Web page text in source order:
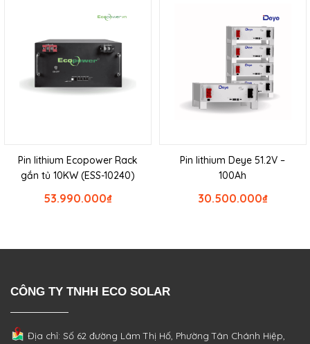
Pin lithium Ecopower Rack
gắn tủ 10KW (ESS-10240)
₫
53.990.000
Pin lithium Deye 51.2V –
100Ah
₫
30.500.000
CÔNG TY TNHH ECO SOLAR
Địa chỉ: Số 62 đường Lâm Thị Hố, PhườngTân Chánh Hiệp,